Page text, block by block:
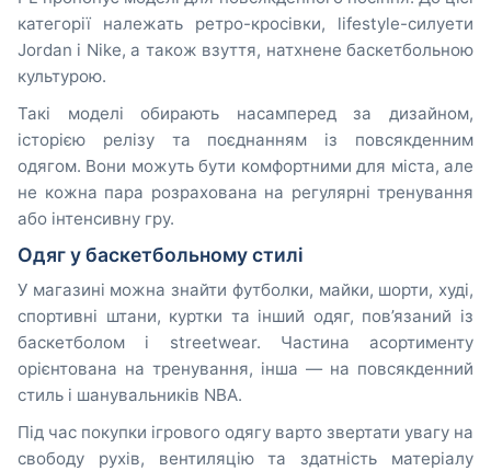
категорії належать ретро-кросівки, lifestyle-силуети
Jordan і Nike, а також взуття, натхнене баскетбольною
культурою.
Такі моделі обирають насамперед за дизайном,
історією релізу та поєднанням із повсякденним
одягом. Вони можуть бути комфортними для міста, але
не кожна пара розрахована на регулярні тренування
або інтенсивну гру.
Одяг у баскетбольному стилі
У магазині можна знайти футболки, майки, шорти, худі,
спортивні штани, куртки та інший одяг, пов’язаний із
баскетболом і streetwear. Частина асортименту
орієнтована на тренування, інша — на повсякденний
стиль і шанувальників NBA.
Під час покупки ігрового одягу варто звертати увагу на
свободу рухів, вентиляцію та здатність матеріалу